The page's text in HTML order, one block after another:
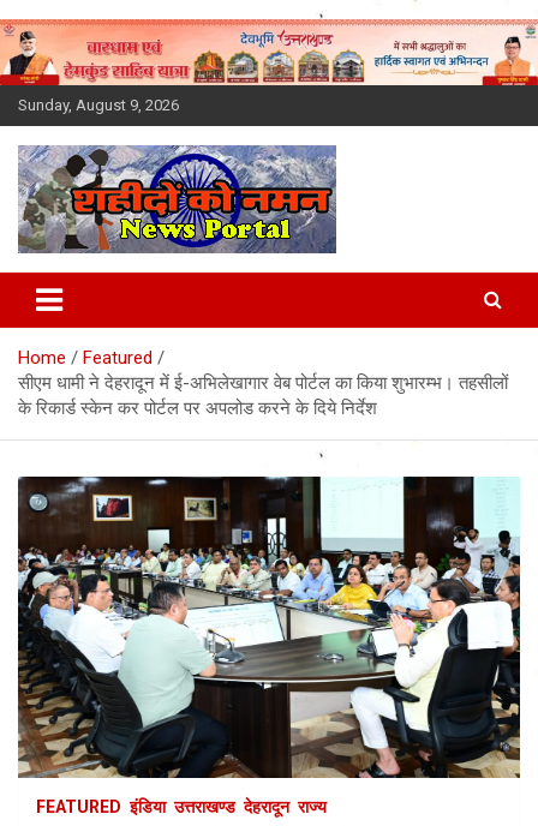
Skip
to
content
Sunday, August 9, 2026
Latest News Today, Breaking
News, Uttarakhand News in
Hindi
Home
Featured
सीएम धामी ने देहरादून में ई-अभिलेखागार वेब पोर्टल का किया शुभारम्भ। तहसीलों
के रिकार्ड स्केन कर पोर्टल पर अपलोड करने के दिये निर्देश
FEATURED इंडिया उत्तराखण्ड देहरादून राज्य